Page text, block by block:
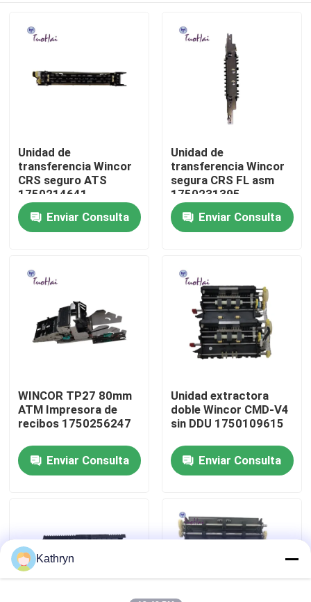
Hogar
Sobre nosotros
Viaje de la fábrica
Éntrenos en contacto con
Pida una cita
Piezas del cajero automático de NCR
Unidad de
transferencia Wincor
CRS seguro ATS
1750214641
Enviar Consulta
Unidad de
transferencia Wincor
segura CRS FL asm
1750231395
Enviar Consulta
WINCOR TP27 80mm
ATM Impresora de
recibos 1750256247
Enviar Consulta
Unidad extractora
doble Wincor CMD-V4
sin DDU 1750109615
Enviar Consulta
Kathryn